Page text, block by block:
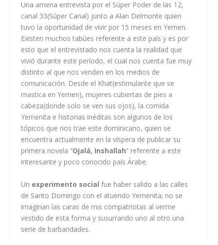
Una amena entrevista por el Súper Poder de las 12,
canal 33(Súper Canal) junto a Alan Delmonte quien
tuvo la oportunidad de vivir por 15 meses en Yemen.
Existen muchos tabúes referente a este país y es por
esto que el entrevistado nos cuenta la realidad que
vivió durante este período, el cual nos cuenta fue muy
distinto al que nos venden en los medios de
comunicación. Desde el Khat(estimulante que se
mastica en Yemen), mujeres cubiertas de pies a
cabeza(donde solo se ven sus ojos), la comida
Yemenita e historias inéditas son algunos de los
tópicos que nos trae este dominicano, quien se
encuentra actualmente en la víspera de publicar su
primera novela “Ojalá, Inshallah” referente a este
interesante y poco conocido país Árabe.
Un experimento social fue haber salido a las calles
de Santo Domingo con el atuendo Yemenita; no se
imaginan las caras de mis compatriotas al verme
vestido de esta forma y susurrando uno al otro una
serie de barbaridades.